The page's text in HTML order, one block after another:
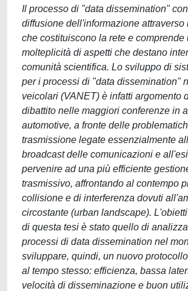
Il processo di "data dissemination"
diffusione dell'informazione attraverso
che costituiscono la rete e comprende
molteplicità di aspetti che destano
comunità scientifica. Lo sviluppo di
per i processi di "data dissemination"
veicolari (VANET) è infatti argomento
dibattito nelle maggiori conferenze in
automotive, a fronte delle
trasmissione legate essenzialmente
broadcast delle comunicazioni e
pervenire ad una più efficiente
trasmissivo, affrontando al contempo
collisione e di interferenza dovuti
circostante (urban landscape).
di questa tesi è stato quello di
processi di data dissemination nel
sviluppare, quindi, un nuovo
al tempo stesso: efficienza, bassa
velocità di disseminazione e buon